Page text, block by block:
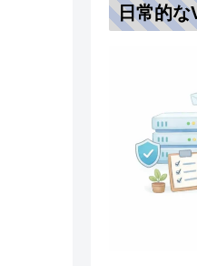
日常的な